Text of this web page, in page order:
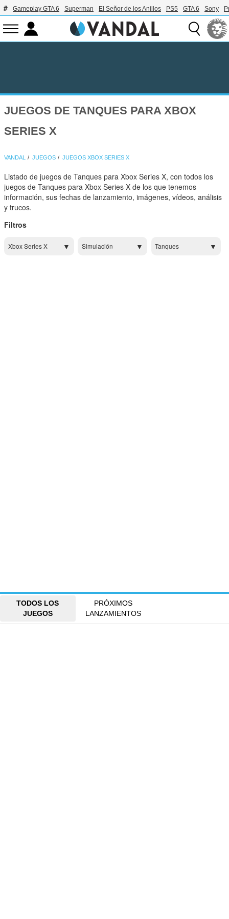
Gameplay GTA 6 Superman El Señor de los Anillos PS5 GTA 6 Sony
JUEGOS DE TANQUES PARA XBOX
SERIES X
VANDAL JUEGOS JUEGOS XBOX SERIES X
Listado de juegos de Tanques para Xbox Series X, con todos los
juegos de Tanques para Xbox Series X de los que tenemos
información, sus fechas de lanzamiento, imágenes, vídeos, análisis
y trucos.
Filtros
Xbox Series X Simulación Tanques
TODOS LOS
JUEGOS
PRÓXIMOS
LANZAMIENTOS